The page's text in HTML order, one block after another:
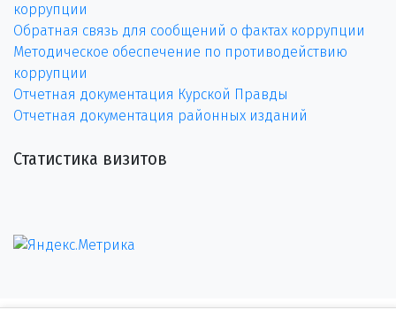
коррупции
Обратная связь для сообщений о фактах коррупции
Методическое обеспечение по противодействию
коррупции
Отчетная документация Курской Правды
Отчетная документация районных изданий
Статистика визитов